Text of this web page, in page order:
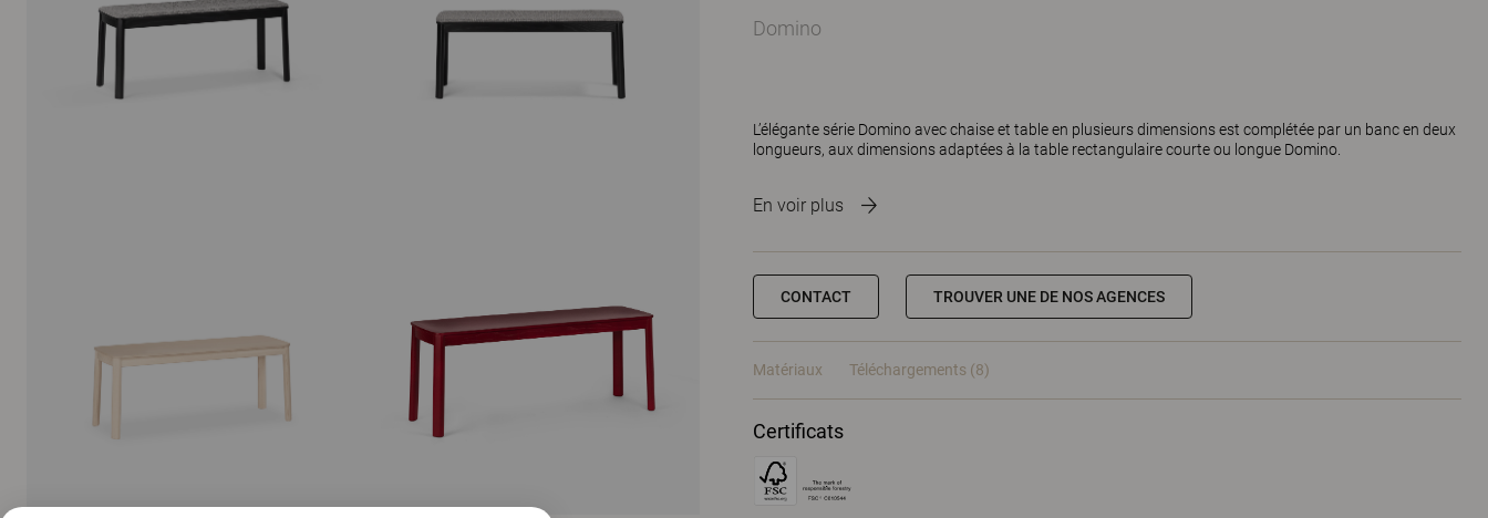
Domino
L’élégante série Domino avec chaise et table en plusieurs dimensions est complétée par un banc en deux
longueurs, aux dimensions adaptées à la table rectangulaire courte ou longue Domino.
En voir plus
CONTACT TROUVER UNE DE NOS AGENCES
Matériaux Téléchargements (8)
Certificats